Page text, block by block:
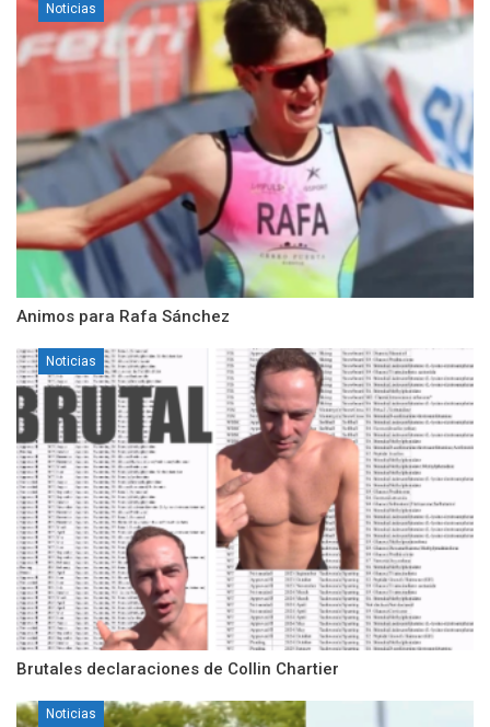
Noticias
Animos para Rafa Sánchez
Noticias
Brutales declaraciones de Collin Chartier
Noticias